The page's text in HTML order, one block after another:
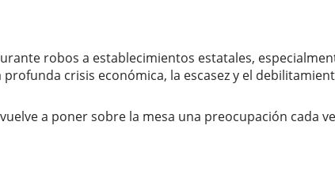
robos a establecimientos estatales,
crisis económica, la escasez y el
a poner sobre la mesa una preocupación cada